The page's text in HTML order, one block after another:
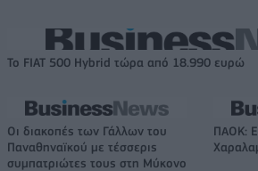
Το FIAT 500 Hybrid τώρα από 18.990 ευρώ
Οι διακοπές των Γάλλων του
Παναθηναϊκού με τέσσερις
συμπατριώτες τους στη Μύκονο
ΠΑΟΚ: